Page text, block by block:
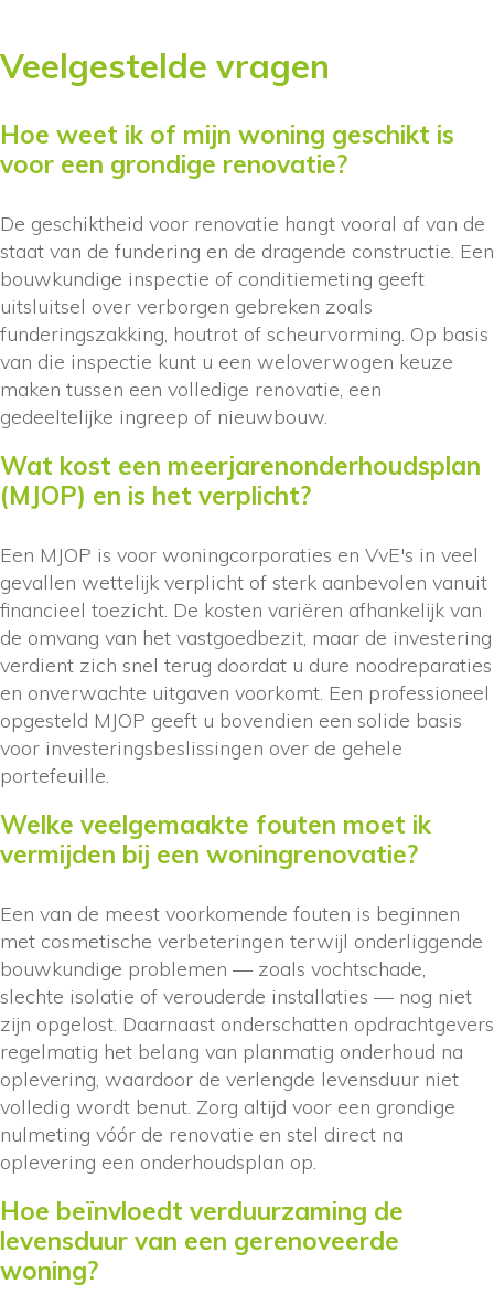
Veelgestelde vragen
Hoe weet ik of mijn woning geschikt is
voor een grondige renovatie?
De geschiktheid voor renovatie hangt vooral af van de
staat van de fundering en de dragende constructie. Een
bouwkundige inspectie of conditiemeting geeft
uitsluitsel over verborgen gebreken zoals
funderingszakking, houtrot of scheurvorming. Op basis
van die inspectie kunt u een weloverwogen keuze
maken tussen een volledige renovatie, een
gedeeltelijke ingreep of nieuwbouw.
Wat kost een meerjarenonderhoudsplan
(MJOP) en is het verplicht?
Een MJOP is voor woningcorporaties en VvE's in veel
gevallen wettelijk verplicht of sterk aanbevolen vanuit
financieel toezicht. De kosten variëren afhankelijk van
de omvang van het vastgoedbezit, maar de investering
verdient zich snel terug doordat u dure noodreparaties
en onverwachte uitgaven voorkomt. Een professioneel
opgesteld MJOP geeft u bovendien een solide basis
voor investeringsbeslissingen over de gehele
portefeuille.
Welke veelgemaakte fouten moet ik
vermijden bij een woningrenovatie?
Een van de meest voorkomende fouten is beginnen
met cosmetische verbeteringen terwijl onderliggende
bouwkundige problemen — zoals vochtschade,
slechte isolatie of verouderde installaties — nog niet
zijn opgelost. Daarnaast onderschatten opdrachtgevers
regelmatig het belang van planmatig onderhoud na
oplevering, waardoor de verlengde levensduur niet
volledig wordt benut. Zorg altijd voor een grondige
nulmeting vóór de renovatie en stel direct na
oplevering een onderhoudsplan op.
Hoe beïnvloedt verduurzaming de
levensduur van een gerenoveerde
woning?